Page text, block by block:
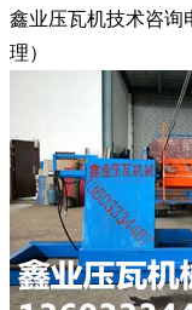
鑫业压瓦机技术咨询
理）